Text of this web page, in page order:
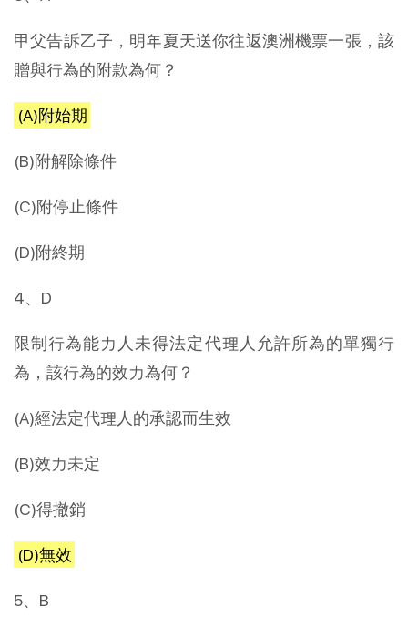
甲父告訴乙子，明年夏天送你往返澳洲機票一張，該
贈與行為的附款為何？
(A)附始期
(B)附解除條件
(C)附停止條件
(D)附終期
4、D
限制行為能力人未得法定代理人允許所為的單獨行
為，該行為的效力為何？
(A)經法定代理人的承認而生效
(B)效力未定
(C)得撤銷
(D)無效
5、B